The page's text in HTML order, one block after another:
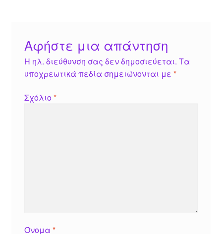
Αφήστε μια απάντηση
Η ηλ. διεύθυνση σας δεν δημοσιεύεται. Τα
υποχρεωτικά πεδία σημειώνονται με *
Σχόλιο*
Όνομα *